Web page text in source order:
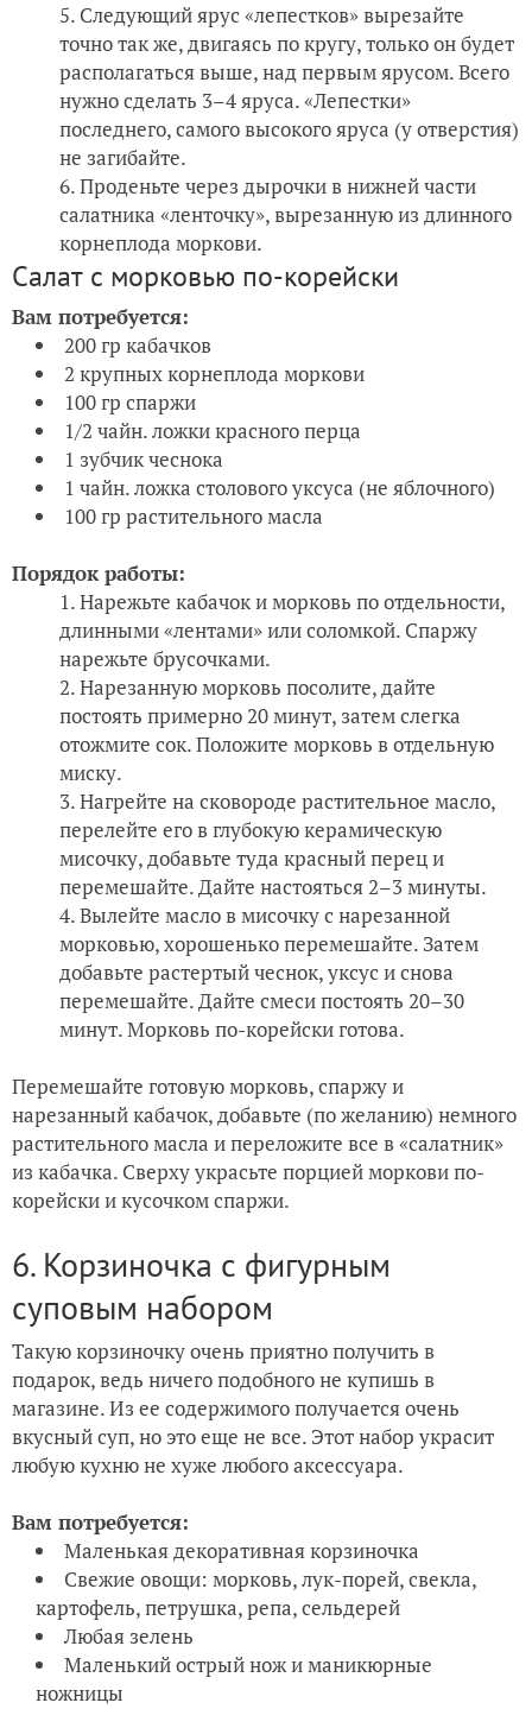
Следующий ярус «лепестков» вырезайте
точно так же, двигаясь по кругу, только он будет
располагаться выше, над первым ярусом. Всего
нужно сделать 3–4 яруса. «Лепестки»
последнего, самого высокого яруса (у отверстия)
не загибайте.
Проденьте через дырочки в нижней части
салатника «ленточку», вырезанную из длинного
корнеплода моркови.
Салат с морковью по-корейски
Вам потребуется:
200 гр кабачков
2 крупных корнеплода моркови
100 гр спаржи
1/2 чайн. ложки красного перца
1 зубчик чеснока
1 чайн. ложка столового уксуса (не яблочного)
100 гр растительного масла
Порядок работы:
Нарежьте кабачок и морковь по отдельности,
длинными «лентами» или соломкой. Спаржу
нарежьте брусочками.
Нарезанную морковь посолите, дайте
постоять примерно 20 минут, затем слегка
отожмите сок. Положите морковь в отдельную
миску.
Нагрейте на сковороде растительное масло,
перелейте его в глубокую керамическую
мисочку, добавьте туда красный перец и
перемешайте. Дайте настояться 2–3 минуты.
Вылейте масло в мисочку с нарезанной
морковью, хорошенько перемешайте. Затем
добавьте растертый чеснок, уксус и снова
перемешайте. Дайте смеси постоять 20–30
минут. Морковь по-корейски готова.
Перемешайте готовую морковь, спаржу и
нарезанный кабачок, добавьте (по желанию) немного
растительного масла и переложите все в «салатник»
из кабачка. Сверху украсьте порцией моркови по-
корейски и кусочком спаржи.
6. Корзиночка с фигурным
суповым набором
Такую корзиночку очень приятно получить в
подарок, ведь ничего подобного не купишь в
магазине. Из ее содержимого получается очень
вкусный суп, но это еще не все. Этот набор украсит
любую кухню не хуже любого аксессуара.
Вам потребуется:
Маленькая декоративная корзиночка
Свежие овощи: морковь, лук-порей, свекла,
картофель, петрушка, репа, сельдерей
Любая зелень
Маленький острый нож и маникюрные
ножницы